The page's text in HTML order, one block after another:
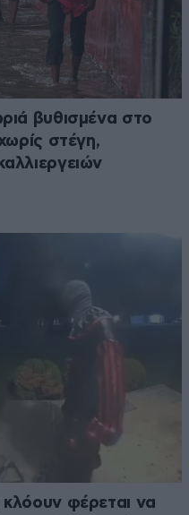
βυθισμένα στο
στέγη,
φέρεται να